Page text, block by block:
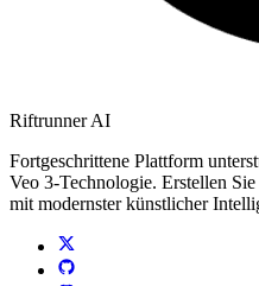
Riftrunner AI
Fortgeschrittene Plattform
Veo 3-Technologie. Erstellen
mit modernster künstlicher